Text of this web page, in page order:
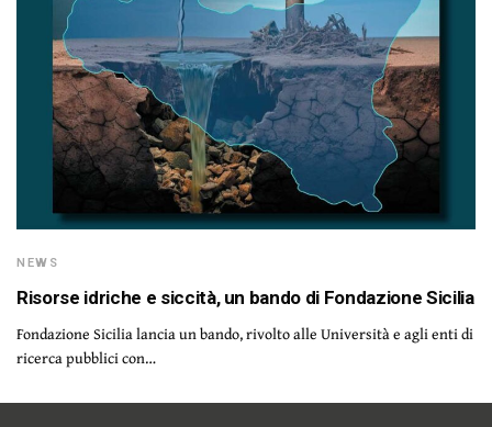
NEWS
Risorse idriche e siccità, un bando di Fondazione Sicilia
Fondazione Sicilia lancia un bando, rivolto alle Università e agli enti di
ricerca pubblici con…